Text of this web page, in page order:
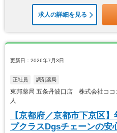
求人の詳細を見る
更新日：2026年7月3日
正社員 調剤薬局
東邦薬局 五条丹波口店 株式会社ココ
人
【京都府／京都市下京区
プクラスDgsチェーンの安